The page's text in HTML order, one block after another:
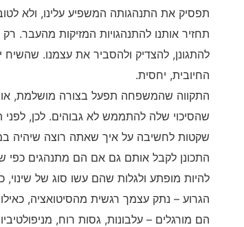
תפסיק את התנהגותה המשפיע עלינו, ולא
תחזיר אותנו להתנהגויות המזיקות מהעבר.
להתגונן, להצדיק ולהסביר את עצמנו. שהשיח
החיובית, יחסית.
התקווה שהמשפחה תפעל בצורה מושלמת, או
שהסיכוי שלה להתממש לא גבוהים. לכן,
שקטות לחשיבה על איך שאתה רוצה שיהיה
התכונן לקבל אותם גם אם הם מתנהגים כפי
להיות מופתע ולגלות שהם עשו סוג של
הגרוע – נתק עצמך רגשית מהסיטואציה,
הם מורגלים – עלבונות, גסות רוח,